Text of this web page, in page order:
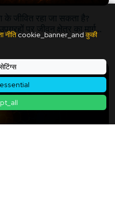
नीतिcookie_banner_and कुकी
के जीवित रहा जा सकता है?
पर जीवन क्षेत्र का मार्ग